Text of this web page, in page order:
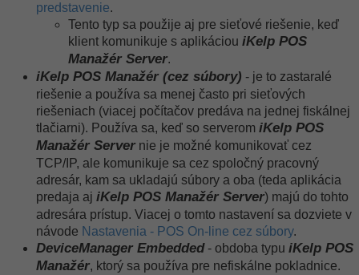
predstavenie.
Tento typ sa použije aj pre sieťové riešenie, keď
klient komunikuje s aplikáciou iKelp POS
Manažér Server.
iKelp POS Manažér (cez súbory) - je to zastaralé
riešenie a používa sa menej často pri sieťových
riešeniach (viacej počítačov predáva na jednej fiskálnej
tlačiarni). Používa sa, keď so serverom iKelp POS
Manažér Server nie je možné komunikovať cez
TCP/IP, ale komunikuje sa cez spoločný pracovný
adresár, kam sa ukladajú súbory a oba (teda aplikácia
predaja aj iKelp POS Manažér Server) majú do tohto
adresára prístup. Viacej o tomto nastavení sa dozviete v
návode Nastavenia - POS On-line cez súbory.
DeviceManager Embedded- obdoba typu iKelp POS
Manažér, ktorý sa používa pre nefiskálne pokladnice.